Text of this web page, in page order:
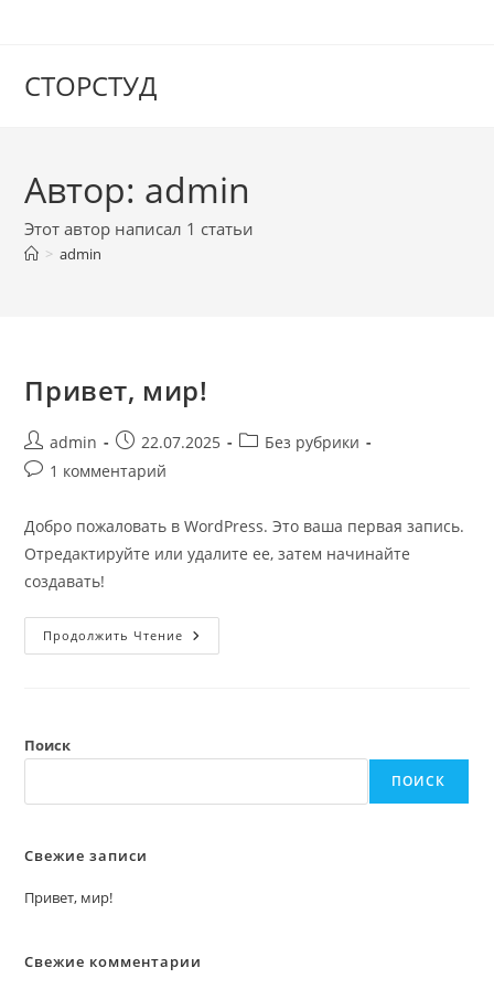
СТОРСТУД
Автор: admin
Этот автор написал 1 статьи
> admin
Привет, мир!
Автор
записи:
admin
Запись
опубликована:
22.07.2025
Рубрика
Без рубрики
Комментарии
записи:
1 комментарий
Добро пожаловать в WordPress. Это ваша первая запись.
Отредактируйте или удалите ее, затем начинайте
создавать!
Продолжить Чтение Привет,
Мир!
Поиск
ПОИСК
Свежие записи
Привет, мир!
Свежие комментарии